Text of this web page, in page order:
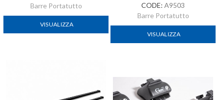
Barre Portatutto
VISUALIZZA
CODE: A9503
Barre Portatutto
VISUALIZZA